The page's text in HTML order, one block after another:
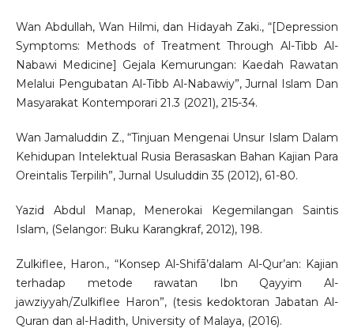
Wan Abdullah, Wan Hilmi, dan Hidayah Zaki., “[Depression
Symptoms: Methods of Treatment Through Al-Tibb Al-
Nabawi Medicine] Gejala Kemurungan: Kaedah Rawatan
Melalui Pengubatan Al-Tibb Al-Nabawiy”, Jurnal Islam Dan
Masyarakat Kontemporari 21.3 (2021), 215-34.
Wan Jamaluddin Z., “Tinjuan Mengenai Unsur Islam Dalam
Kehidupan Intelektual Rusia Berasaskan Bahan Kajian Para
Oreintalis Terpilih”, Jurnal Usuluddin 35 (2012), 61-80.
Yazid Abdul Manap, Menerokai Kegemilangan Saintis
Islam, (Selangor: Buku Karangkraf, 2012), 198.
Zulkiflee, Haron., “Konsep Al-Shifā’dalam Al-Qur’an: Kajian
terhadap metode rawatan Ibn Qayyim Al-
jawziyyah/Zulkiflee Haron”, (tesis kedoktoran Jabatan Al-
Quran dan al-Hadith, University of Malaya, (2016).